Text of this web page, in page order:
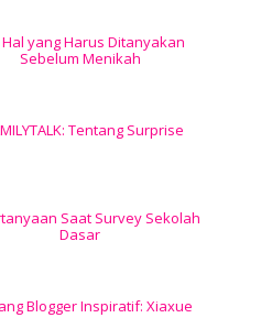
Hal yang Harus Ditanyakan
Sebelum Menikah
Tentang Surprise
Saat Survey Sekolah
Dasar
Blogger Inspiratif: Xiaxue